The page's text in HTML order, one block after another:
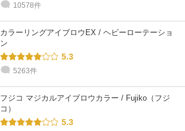
10578件
カラーリングアイブロウEX / ヘビーローテーショ
ン
5.3
5263件
フジコ マジカルアイブロウカラー / Fujiko（フジ
コ）
5.3